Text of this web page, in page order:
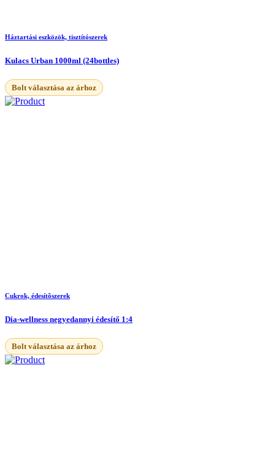
Háztartási eszközök, tisztítószerek
Kulacs Urban 1000ml (24bottles)
Bolt választása az árhoz
Cukrok, édesítõszerek
Dia-wellness negyedannyi édesítő 1:4
Bolt választása az árhoz